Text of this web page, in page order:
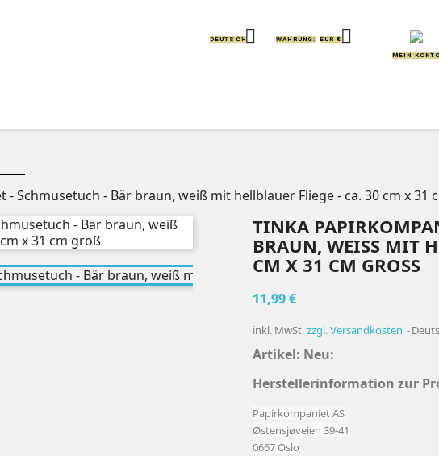
DEUTSCH WÄHRUNG: EUR €
MEIN KONTO

- Schmusetuch - Bär braun, weiß mit hellblauer Fliege - ca. 30 cm x 31
TINKA
BRAUN, WEISS MIT
M X 31 CM GROSS
11,99 €
inkl. MwSt.zzgl. Versandkosten
Artikel: Neu:
Herstellerinformation zur
Papirkompaniet AS
Østensjøveien 39-41
0667 Oslo